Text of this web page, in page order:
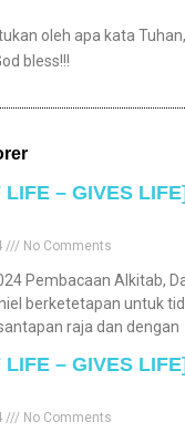
oleh apa kata
bless!!!
– GIVES
No Comments
Pembacaan Alkitab,
berketetapan untuk
raja dan dengan
– GIVES
No Comments